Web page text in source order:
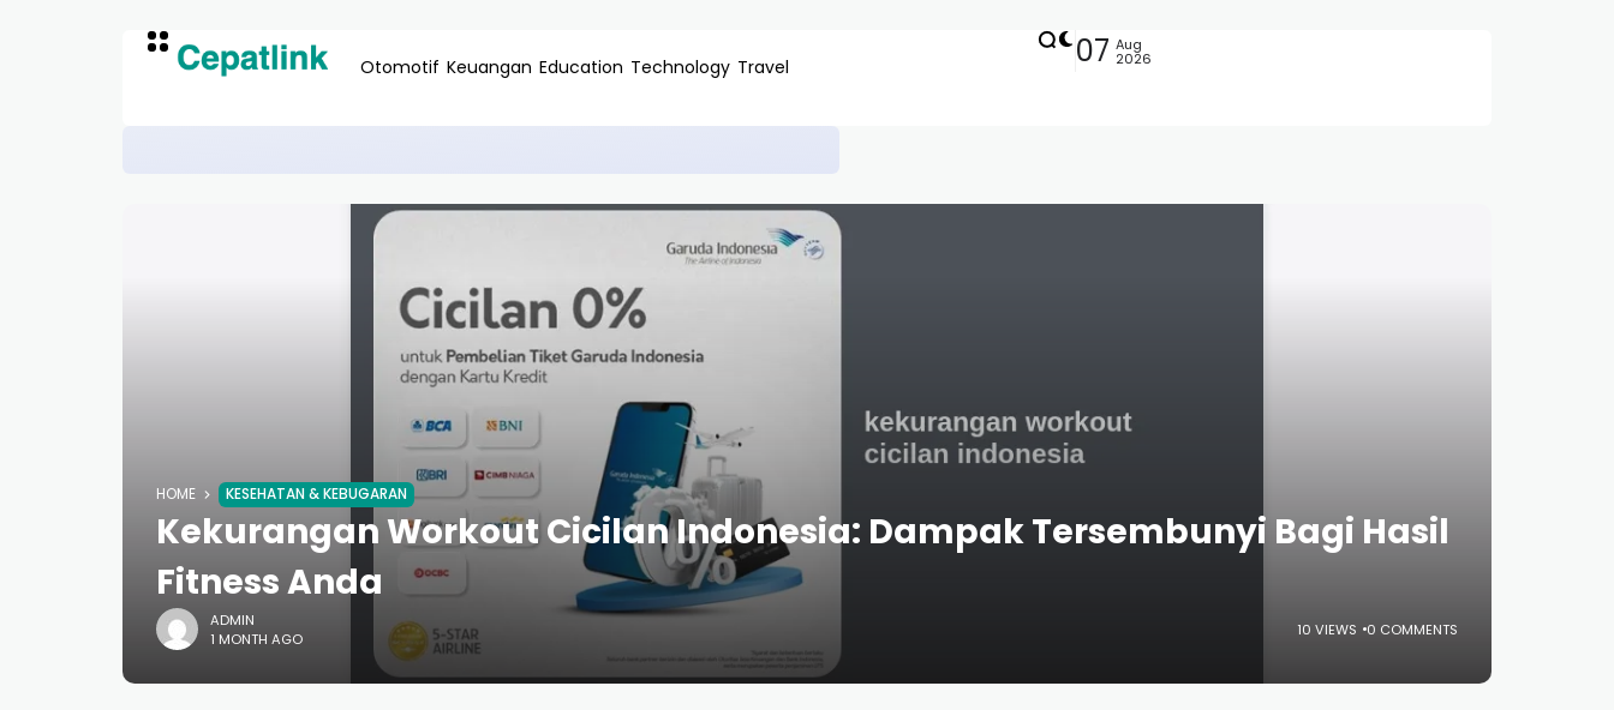
Otomotif Keuangan Education Technology Travel 07 Aug
2026
HOME KESEHATAN & KEBUGARAN
Kekurangan Workout Cicilan Indonesia: Dampak Tersembunyi Bagi Hasil
Fitness Anda
ADMIN
1 MONTH AGO
10 VIEWS 0 COMMENTS